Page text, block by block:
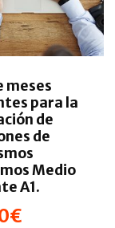
meses
para la
de
de
Medio
A1.
€